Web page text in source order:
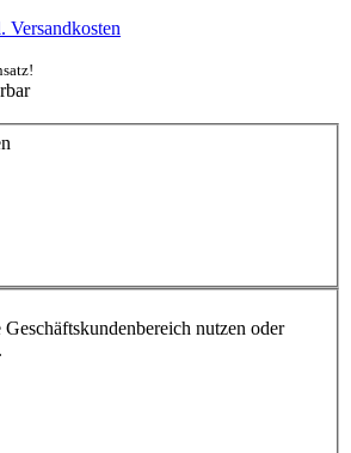
nutzen oder